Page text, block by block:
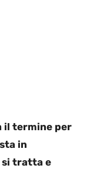
il termine per
in
si tratta e